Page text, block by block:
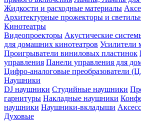
Жидкости и расходные материалы
Архитектурные прожекторы и
Кинотеатры
Видеопроекторы Акустические
для домашних кинотеатров Усилители
Проигрыватели виниловых пластинок
управления Панели управления для
Цифро-аналоговые преобразователи
Наушники
DJ наушники Студийные наушники
гарнитуры Накладные наушники
наушники Наушники-вкладыши
Духовые